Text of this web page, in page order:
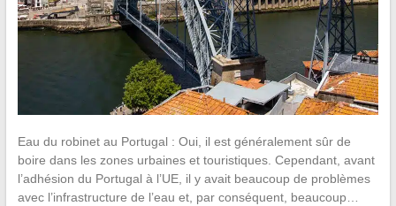
Eau du robinet au Portugal : Oui, il est généralement sûr de
boire dans les zones urbaines et touristiques. Cependant, avant
l’adhésion du Portugal à l’UE, il y avait beaucoup de problèmes
avec l’infrastructure de l’eau et, par conséquent, beaucoup…